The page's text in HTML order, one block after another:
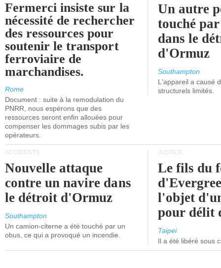
Fermerci insiste sur la
nécessité de rechercher
des ressources pour
soutenir le transport
ferroviaire de
marchandises.
Rome
Document : suite à la remodulation du
PNRR, nous espérons que des
ressources seront enfin allouées pour
compenser les dommages subis par les
opérateurs.
Un autre
touché
dans le
d'Ormuz
Southampton
L'appareil a causé
structurels limités.
ACCIDENTS
Nouvelle attaque
contre un navire dans
le détroit d'Ormuz
Southampton
Un camion-citerne a été touché par un
obus, ce qui a provoqué un incendie.
JUSTICE
Le fils du
l'objet
pour délit
Taipei
Il a été libéré sous